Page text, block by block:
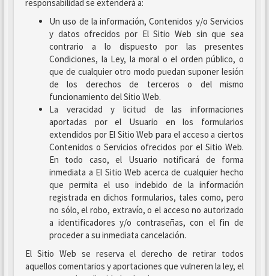
responsabilidad se extenderá a:
Un uso de la información, Contenidos y/o Servicios
y datos ofrecidos por El Sitio Web sin que sea
contrario a lo dispuesto por las presentes
Condiciones, la Ley, la moral o el orden público, o
que de cualquier otro modo puedan suponer lesión
de los derechos de terceros o del mismo
funcionamiento del Sitio Web.
La veracidad y licitud de las informaciones
aportadas por el Usuario en los formularios
extendidos por El Sitio Web para el acceso a ciertos
Contenidos o Servicios ofrecidos por el Sitio Web.
En todo caso, el Usuario notificará de forma
inmediata a El Sitio Web acerca de cualquier hecho
que permita el uso indebido de la información
registrada en dichos formularios, tales como, pero
no sólo, el robo, extravío, o el acceso no autorizado
a identificadores y/o contraseñas, con el fin de
proceder a su inmediata cancelación.
El Sitio Web se reserva el derecho de retirar todos
aquellos comentarios y aportaciones que vulneren la ley, el